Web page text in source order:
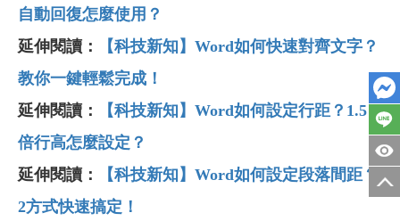
自動回復怎麼使用？
延伸閱讀：
【科技新知】Word如何快速對齊文字？
教你一鍵輕鬆完成！
延伸閱讀：
【科技新知】Word如何設定行距？1.5
倍行高怎麼設定？
延伸閱讀：
【科技新知】Word如何設定段落間距？
2方式快速搞定！